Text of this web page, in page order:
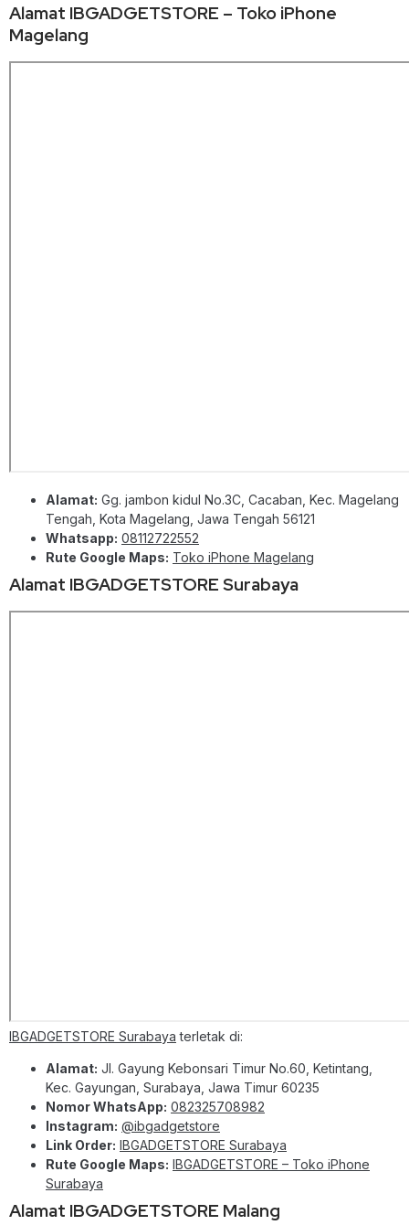
Alamat IBGADGETSTORE – Toko iPhone
Magelang
Alamat: Gg. jambon kidul No.3C, Cacaban, Kec. Magelang
Tengah, Kota Magelang, Jawa Tengah 56121
Whatsapp: 08112722552
Rute Google Maps: Toko iPhone Magelang
Alamat IBGADGETSTORE Surabaya
IBGADGETSTORE Surabaya terletak di:
Alamat: Jl. Gayung Kebonsari Timur No.60, Ketintang,
Kec. Gayungan, Surabaya, Jawa Timur 60235
Nomor WhatsApp: 082325708982
Instagram: @ibgadgetstore
Link Order: IBGADGETSTORE Surabaya
Rute Google Maps: IBGADGETSTORE – Toko iPhone
Surabaya
Alamat IBGADGETSTORE Malang